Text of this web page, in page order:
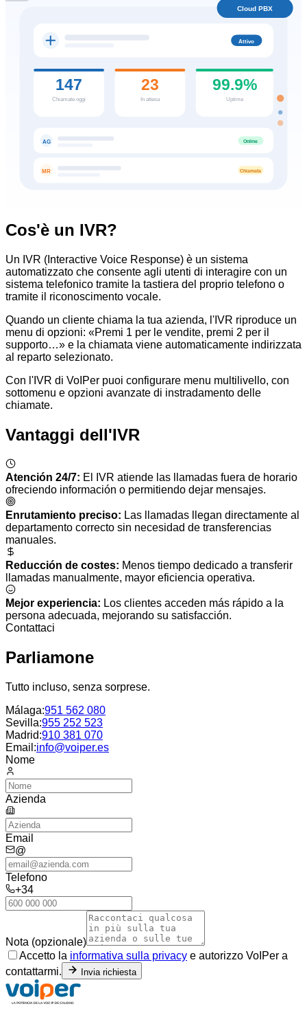
Attivo
147
Chiamate oggi
23
In attesa
99.9%
Uptime
AG Online
MR Chiamata
Cloud PBX
Cos'è un IVR?
Un IVR (Interactive Voice Response) è un sistema
automatizzato che consente agli utenti di interagire con un
sistema telefonico tramite la tastiera del proprio telefono o
tramite il riconoscimento vocale.
Quando un cliente chiama la tua azienda, l'IVR riproduce un
menu di opzioni: «Premi 1 per le vendite, premi 2 per il
supporto…» e la chiamata viene automaticamente indirizzata
al reparto selezionato.
Con l'IVR di VoIPer puoi configurare menu multilivello, con
sottomenu e opzioni avanzate di instradamento delle
chiamate.
Vantaggi dell'IVR
Atención 24/7: El IVR atiende las llamadas fuera de horario
ofreciendo información o permitiendo dejar mensajes.
Enrutamiento preciso: Las llamadas llegan directamente al
departamento correcto sin necesidad de transferencias
manuales.
Reducción de costes: Menos tiempo dedicado a transferir
llamadas manualmente, mayor eficiencia operativa.
Mejor experiencia: Los clientes acceden más rápido a la
persona adecuada, mejorando su satisfacción.
Contattaci
Parliamone
Tutto incluso, senza sorprese.
Málaga:951 562 080
Sevilla:955 252 523
Madrid:910 381 070
Email:info@voiper.es
Nome
Azienda
Email
@
Telefono
+34
Nota (opzionale)
Accetto la informativa sulla privacy e autorizzo VoIPer a
contattarmi.
Invia richiesta